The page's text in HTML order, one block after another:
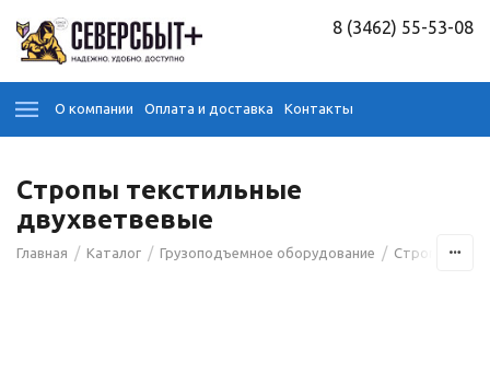
8 (3462) 55-53-08
О компании Оплата и доставка Контакты
Стропы текстильные
двухветвевые
Главная / Каталог / Грузоподъемное оборудование / Стропы /